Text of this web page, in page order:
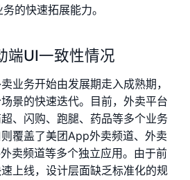
的快速拓展能力。
端UI一致性情况
业务开始由发展期走入成熟期，
景的快速迭代。目前，外卖平台
、闪购、跑腿、药品等多个业务
覆盖了美团App外卖频道、外卖
卖频道等多个独立应用。由于前
上线，设计层面缺乏标准化的规